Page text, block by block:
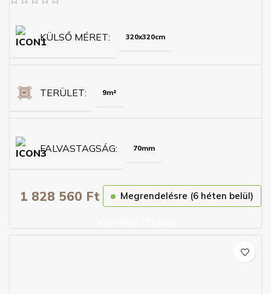
KÜLSŐ MÉRET 320x320cm
TERÜLET 9m²
FALVASTAGSÁG 70mm
1 828 560 Ft Megrendelésre (6 héten belül)